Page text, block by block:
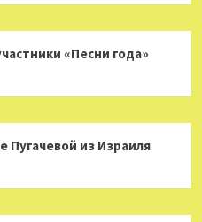
«Песни года»
Пугачевой из Израиля